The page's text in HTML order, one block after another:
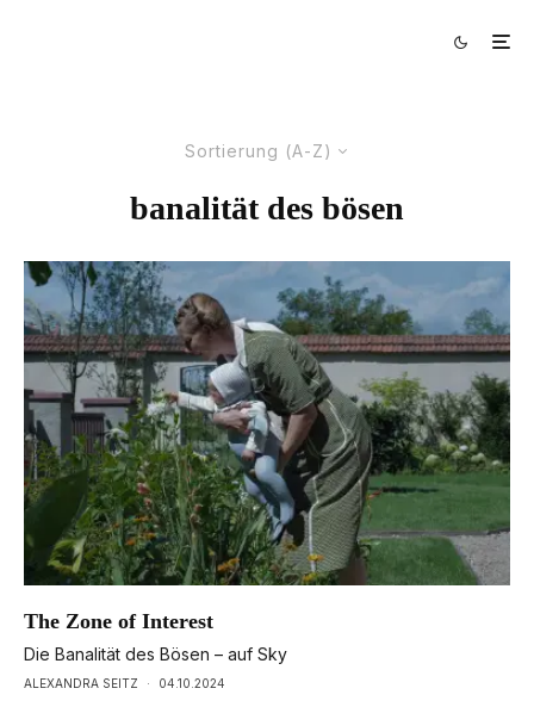
Sortierung (A-Z)
banalität des bösen
The Zone of Interest
Die Banalität des Bösen – auf Sky
ALEXANDRA SEITZ · 04.10.2024